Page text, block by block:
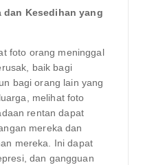
dan Kesedihan yang
foto orang meninggal
baik bagi
bagi orang lain yang
melihat foto
rentan dapat
mereka dan
mereka. Ini dapat
dan gangguan